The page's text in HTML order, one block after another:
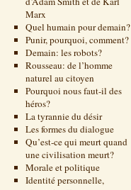
Marx
Quel humain pour demain?
Punir, pourquoi, comment?
Demain: les robots?
Rousseau: de l’homme
naturel au citoyen
Pourquoi nous faut-il des
héros?
La tyrannie du désir
Les formes du dialogue
Qu’est-ce qui meurt quand
une civilisation meurt?
Morale et politique
Identité personnelle,